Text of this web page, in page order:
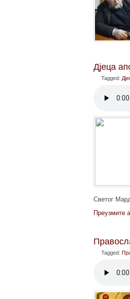
Дјеца
Tagged:
Светог
Преузмите
Tagged: